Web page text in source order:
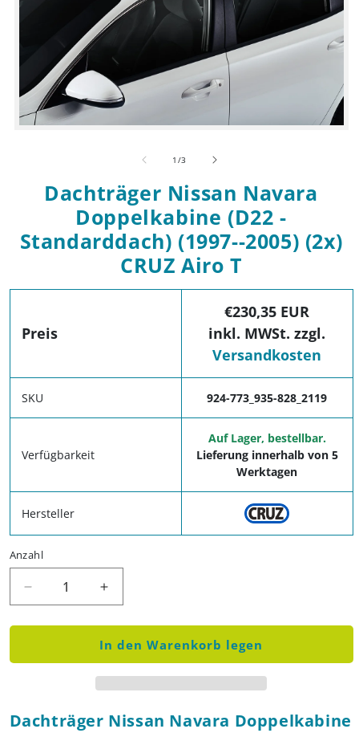
1 /von
3
Dachträger Nissan Navara
Doppelkabine (D22 -
Standarddach) (1997--2005) (2x)
CRUZ Airo T
Preis
€230,35 EUR
inkl. MWSt. zzgl.
Versandkosten
SKU 924-773_935-828_2119
Verfügbarkeit
Auf Lager, bestellbar.
Lieferung innerhalb von 5
Werktagen
Hersteller
Anzahl
Verringere die Menge für Dachträger Nissan
Erhöhe die Menge für Dachträger
In den Warenkorb legen
Dachträger Nissan Navara Doppelkabine